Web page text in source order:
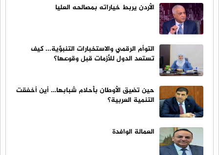
الأردن يربط خياراته بمصالحه العليا
التوأم الرقمي والاستخبارات التنبؤية... كيف
تستعد الدول للأزمات قبل وقوعها؟
حين تضيق الأوطان بأحلام شبابها… أين أخفقت
التنمية العربية؟
العمالة الوافدة